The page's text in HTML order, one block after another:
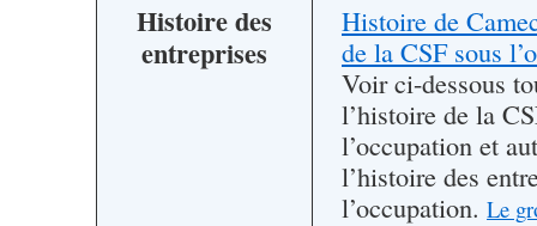
Histoire des
entreprises
Histoire de
de la CSF sous
Voir ci-dessous
l’histoire de la
l’occupation et
l’histoire des
l’occupation. Le